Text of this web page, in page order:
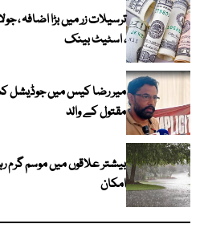
، اسٹیٹ بینک
میر رضا کیس میں جوڈیشل
مقتول کے والد
بیشتر علاقوں میں موسم گرم
امکان